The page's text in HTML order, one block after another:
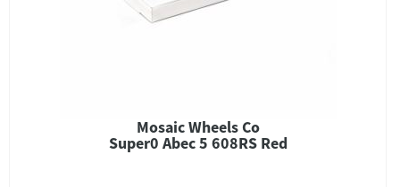
Mosaic Wheels Co
Super0 Abec 5 608RS Red